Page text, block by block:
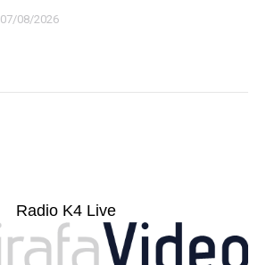
07/08/2026
Radio K4 Live